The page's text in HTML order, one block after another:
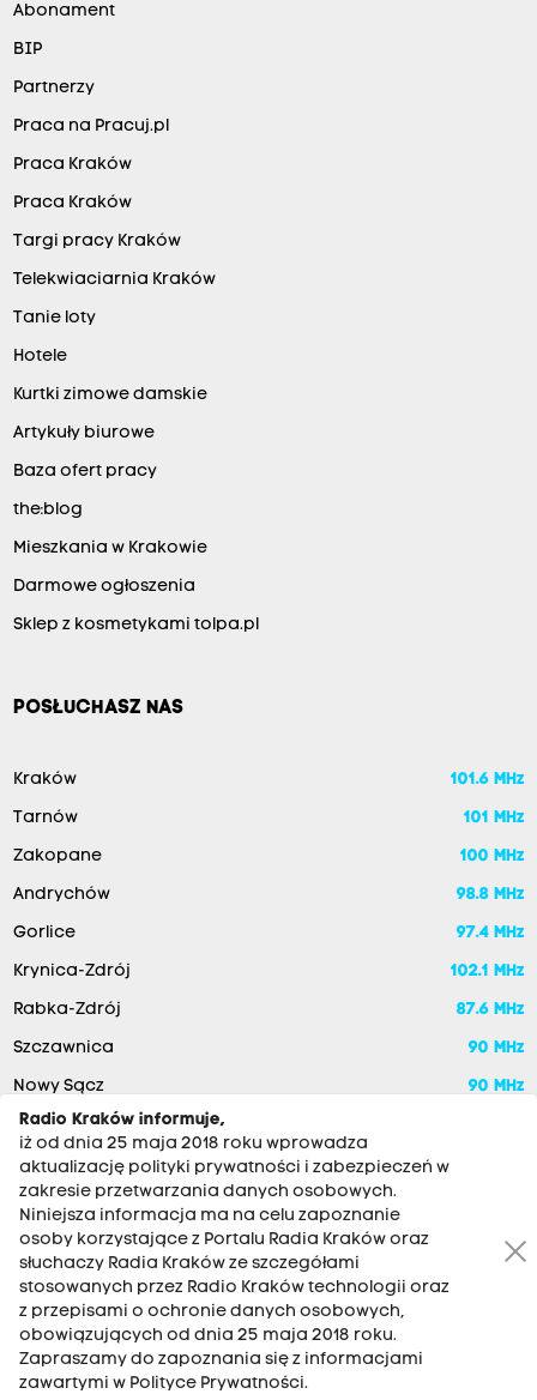
Abonament
BIP
Partnerzy
Praca na Pracuj.pl
Praca Kraków
Praca Kraków
Targi pracy Kraków
Telekwiaciarnia Kraków
Tanie loty
Hotele
Kurtki zimowe damskie
Artykuły biurowe
Baza ofert pracy
the:blog
Mieszkania w Krakowie
Darmowe ogłoszenia
Sklep z kosmetykami tolpa.pl
POSŁUCHASZ NAS
Kraków 101.6 MHz
Tarnów 101 MHz
Zakopane 100 MHz
Andrychów 98.8 MHz
Gorlice 97.4 MHz
Krynica-Zdrój 102.1 MHz
Rabka-Zdrój 87.6 MHz
Szczawnica 90 MHz
Nowy Sącz 90 MHz
RADIO KRAKÓW SA. Aleja Juliusza Słowackiego 22, 30-007
Kraków
Antena: 12 200 33 33
Radio Kraków informuje,
iż od dnia 25 maja 2018 roku wprowadza
aktualizację polityki prywatności i zabezpieczeń w
zakresie przetwarzania danych osobowych.
Niniejsza informacja ma na celu zapoznanie
osoby korzystające z Portalu Radia Kraków oraz
słuchaczy Radia Kraków ze szczegółami
stosowanych przez Radio Kraków technologii oraz
z przepisami o ochronie danych osobowych,
obowiązujących od dnia 25 maja 2018 roku.
Zapraszamy do zapoznania się z informacjami
zawartymi w Polityce Prywatności.